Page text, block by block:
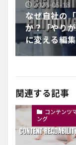
2026-05-18
なぜ自社の
か？「やり
に変える編
関連する記事
コンテンツ
ング